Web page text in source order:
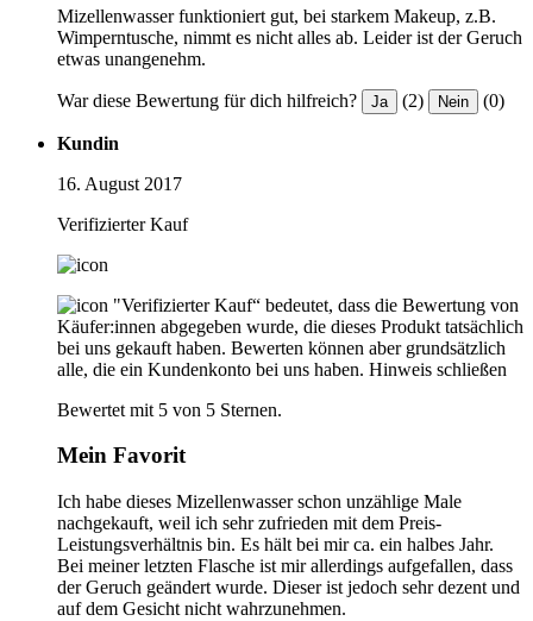
Mizellenwasser funktioniert gut, bei starkem Makeup, z.B.
Wimperntusche, nimmt es nicht alles ab. Leider ist der Geruch
etwas unangenehm.
War diese Bewertung für dich hilfreich? Ja (2) Nein (0)
Kundin
16. August 2017
Verifizierter Kauf
"Verifizierter Kauf“ bedeutet, dass die Bewertung von
Käufer:innen abgegeben wurde, die dieses Produkt tatsächlich
bei uns gekauft haben. Bewerten können aber grundsätzlich
alle, die ein Kundenkonto bei uns haben. Hinweis schließen
Bewertet mit 5 von 5 Sternen.
Mein Favorit
Ich habe dieses Mizellenwasser schon unzählige Male
nachgekauft, weil ich sehr zufrieden mit dem Preis-
Leistungsverhältnis bin. Es hält bei mir ca. ein halbes Jahr.
Bei meiner letzten Flasche ist mir allerdings aufgefallen, dass
der Geruch geändert wurde. Dieser ist jedoch sehr dezent und
auf dem Gesicht nicht wahrzunehmen.